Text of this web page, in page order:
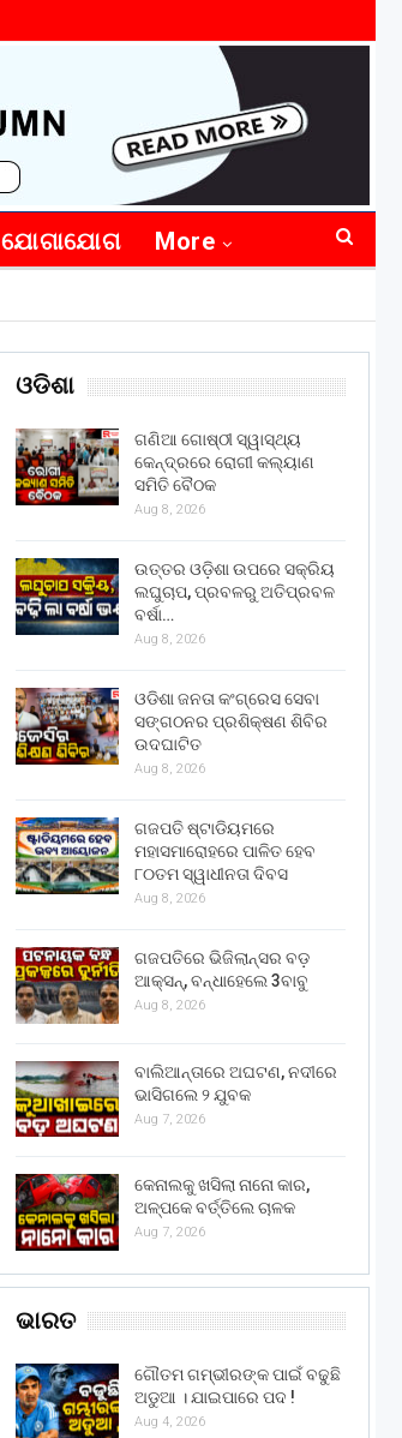
ଯୋଗାଯୋଗ More
ଓଡିଶା
ଗଣିଆ ଗୋଷ୍ଠୀ ସ୍ୱାସ୍ଥ୍ୟ
କେନ୍ଦ୍ରରେ ରୋଗୀ କଲ୍ୟାଣ
ସମିତି ବୈଠକ
Aug 8, 2026
ଉତ୍ତର ଓଡ଼ିଶା ଉପରେ ସକ୍ରିୟ
ଲଘୁଚାପ, ପ୍ରବଳରୁ ଅତିପ୍ରବଳ
ବର୍ଷା…
Aug 8, 2026
ଓଡିଶା ଜନତା କଂଗ୍ରେସ ସେବା
ସଙ୍ଗଠନର ପ୍ରଶିକ୍ଷଣ ଶିବିର
ଉଦଘାଟିତ
Aug 8, 2026
ଗଜପତି ଷ୍ଟାଡିୟମରେ
ମହାସମାରୋହରେ ପାଳିତ ହେବ
୮୦ତମ ସ୍ୱାଧୀନତା ଦିବସ
Aug 8, 2026
ଗଜପତିରେ ଭିଜିଲାନ୍ସର ବଡ଼
ଆକ୍ସନ୍, ବନ୍ଧାହେଲେ 3ବାବୁ
Aug 8, 2026
ବାଲିଆନ୍ତାରେ ଅଘଟଣ, ନଦୀରେ
ଭାସିଗଲେ ୨ ଯୁବକ
Aug 7, 2026
କେନାଲକୁ ଖସିଲା ନାନୋ କାର,
ଅଳ୍ପକେ ବର୍ତ୍ତିଲେ ଚାଳକ
Aug 7, 2026
ଭାରତ
ଗୌତମ ଗମ୍ଭୀରଙ୍କ ପାଇଁ ବଢୁଛି
ଅଡୁଆ । ଯାଇପାରେ ପଦ !
Aug 4, 2026